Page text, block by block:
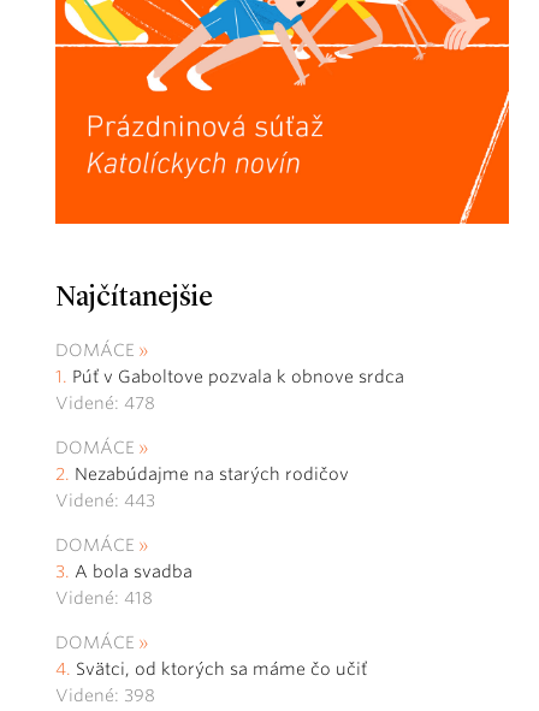
Najčítanejšie
DOMÁCE
Púť v Gaboltove pozvala k obnove srdca
Videné: 478
DOMÁCE
Nezabúdajme na starých rodičov
Videné: 443
DOMÁCE
A bola svadba
Videné: 418
DOMÁCE
Svätci, od ktorých sa máme čo učiť
Videné: 398